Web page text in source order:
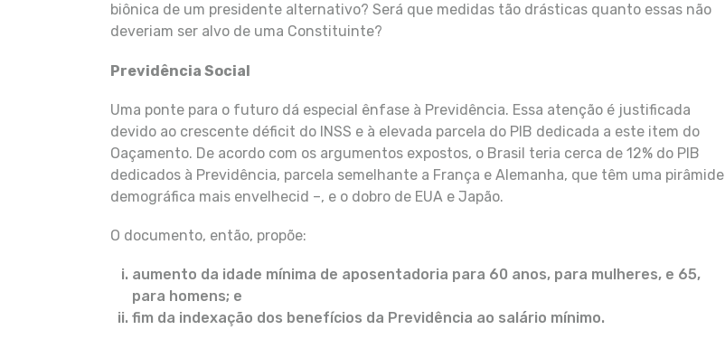
biônica de um presidente alternativo? Será que medidas tão drásticas quanto essas não
deveriam ser alvo de uma Constituinte?
Previdência Social
Uma ponte para o futuro dá especial ênfase à Previdência. Essa atenção é justificada
devido ao crescente déficit do INSS e à elevada parcela do PIB dedicada a este item do
Oaçamento. De acordo com os argumentos expostos, o Brasil teria cerca de 12% do PIB
dedicados à Previdência, parcela semelhante a França e Alemanha, que têm uma pirâmide
demográfica mais envelhecid –, e o dobro de EUA e Japão.
O documento, então, propõe:
aumento da idade mínima de aposentadoria para 60 anos, para mulheres, e 65,
para homens; e
fim da indexação dos benefícios da Previdência ao salário mínimo.